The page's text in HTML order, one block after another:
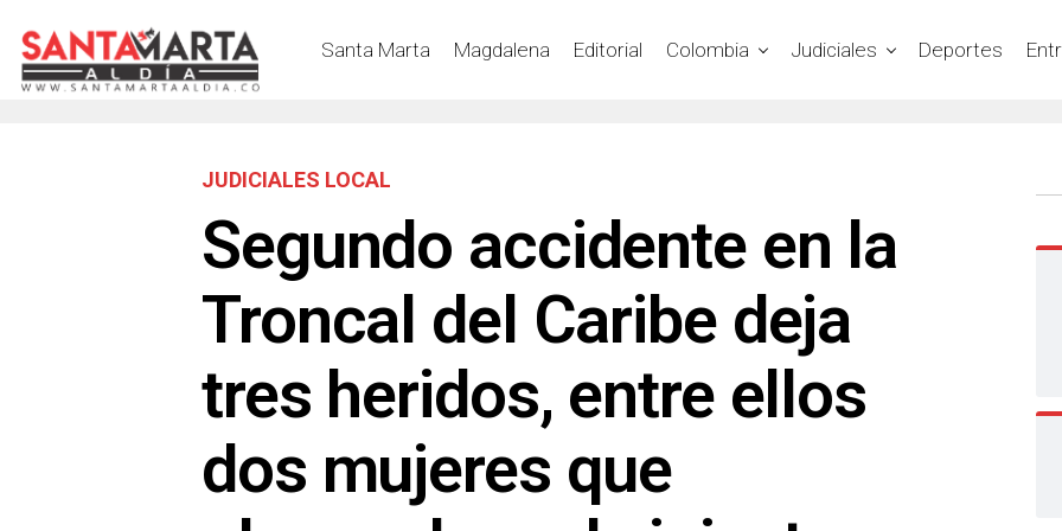
Santa Marta Magdalena Editorial Colombia Judiciales Deportes
JUDICIALES LOCAL
Segundo accidente en la
Troncal del Caribe deja
tres heridos, entre ellos
dos mujeres que